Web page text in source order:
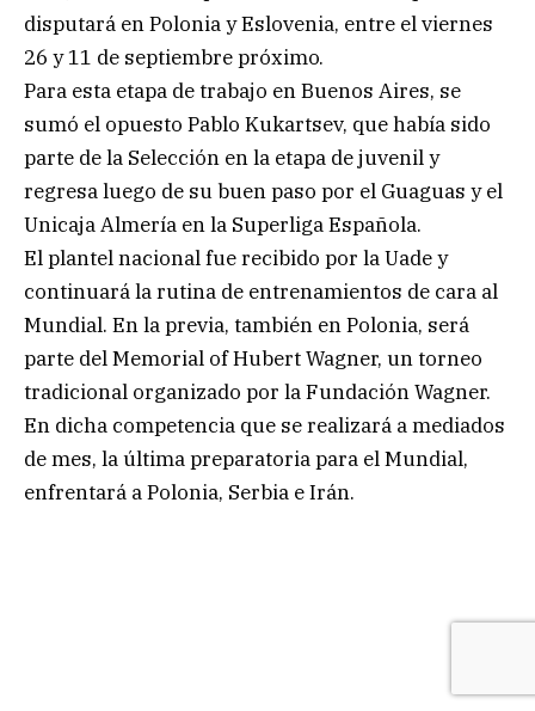
disputará en Polonia y Eslovenia, entre el viernes
26 y 11 de septiembre próximo.
Para esta etapa de trabajo en Buenos Aires, se
sumó el opuesto Pablo Kukartsev, que había sido
parte de la Selección en la etapa de juvenil y
regresa luego de su buen paso por el Guaguas y el
Unicaja Almería en la Superliga Española.
El plantel nacional fue recibido por la Uade y
continuará la rutina de entrenamientos de cara al
Mundial. En la previa, también en Polonia, será
parte del Memorial of Hubert Wagner, un torneo
tradicional organizado por la Fundación Wagner.
En dicha competencia que se realizará a mediados
de mes, la última preparatoria para el Mundial,
enfrentará a Polonia, Serbia e Irán.